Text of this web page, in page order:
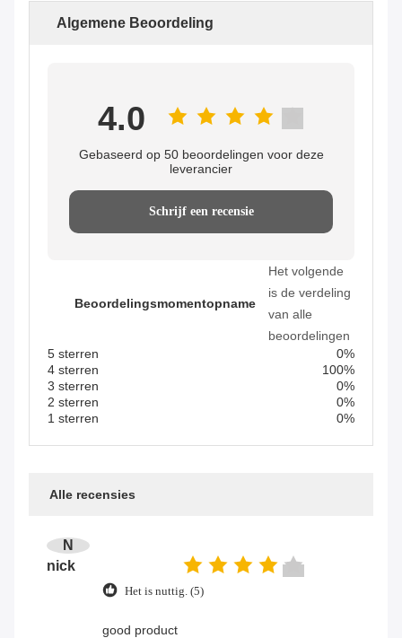
Algemene Beoordeling
4.0
Gebaseerd op 50 beoordelingen voor deze
leverancier
Schrijf een recensie
Beoordelingsmomentopname
Het volgende
is de verdeling
van alle
beoordelingen
5 sterren
0%
4 sterren
100%
3 sterren
0%
2 sterren
0%
1 sterren
0%
Alle recensies
N
nick
Het is nuttig. (5)
good product